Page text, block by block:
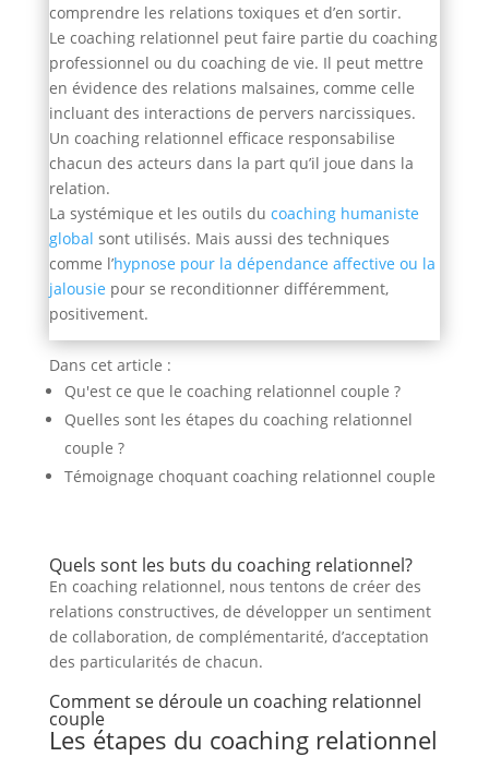
comprendre les relations toxiques et d’en sortir.
Le coaching relationnel peut faire partie du coaching
professionnel ou du coaching de vie. Il peut mettre
en évidence des relations malsaines, comme celle
incluant des interactions de pervers narcissiques.
Un coaching relationnel efficace responsabilise
chacun des acteurs dans la part qu’il joue dans la
relation.
La systémique et les outils du coaching humaniste
global sont utilisés. Mais aussi des techniques
comme l’hypnose pour la dépendance affective ou la
jalousie pour se reconditionner différemment,
positivement.
Dans cet article :
Qu'est ce que le coaching relationnel couple ?
Quelles sont les étapes du coaching relationnel
couple ?
Témoignage choquant coaching relationnel couple
Quels sont les buts du coaching relationnel?
En coaching relationnel, nous tentons de créer des
relations constructives, de développer un sentiment
de collaboration, de complémentarité, d’acceptation
des particularités de chacun.
Comment se déroule un coaching relationnel
couple
Les étapes du coaching relationnel